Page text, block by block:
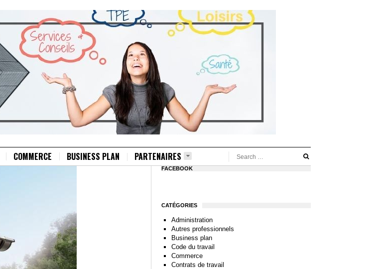
COMMERCE BUSINESS PLAN PARTENAIRES
FACEBOOK
CATÉGORIES
Administration
Autres professionnels
Business plan
Code du travail
Commerce
Contrats de travail